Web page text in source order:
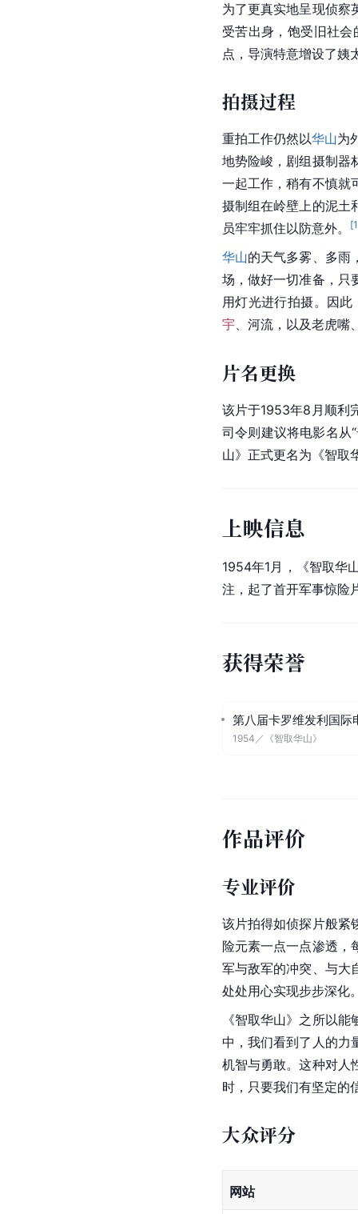
为了更真实地呈现侦察
受苦出身，饱受旧社
点，导演特意增设了姨
拍摄过程
重拍工作仍然以华山为
地势险峻，剧组摄制器
一起工作，稍有不慎就
摄制组在岭壁上的泥土
员牢牢抓住以防意外。
[
华山的天气多雾、多雨
场，做好一切准备，只
用灯光进行拍摄。因
宇、河流，以及老虎嘴
片名更换
该片于1953年8月顺利
司令则建议将电影名从
山》正式更名为《智取
上映信息
1954年1月，《智取华
注，起了首开军事惊险
获得荣誉
第八届卡罗维发利国际
1954 ／ 《智取华山》
作品评价
专业评价
该片拍得如侦探片般紧
险元素一点一点渗透，
军与敌军的冲突、与大
处处用心实现步步深化
《智取华山》之所以
中，我们看到了人的力
机智与勇敢。这种对人
时，只要我们有坚定的
大众评分
网站